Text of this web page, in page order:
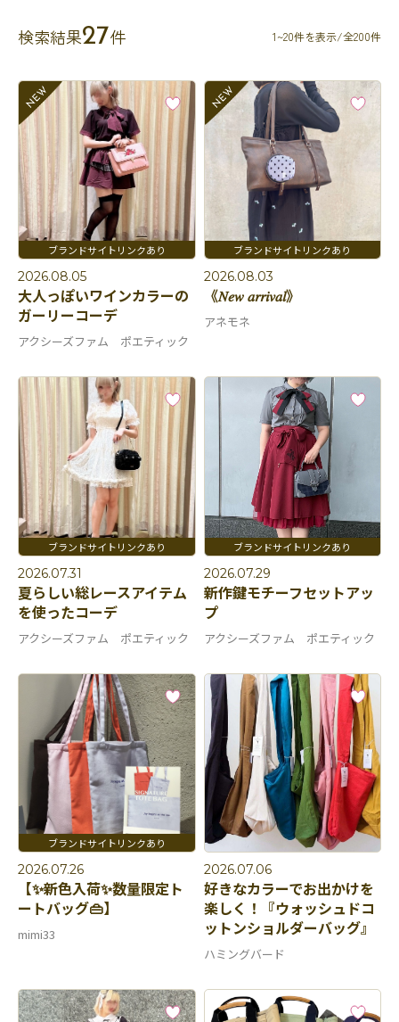
検索結果27件 1~20件を表示/全200件
2026.08.05
大人っぽいワインカラーの
ガーリーコーデ
アクシーズファム ポエティック
2026.08.03
《𝑁𝑒𝑤 𝑎𝑟𝑟𝑖𝑣𝑎𝑙》
アネモネ
2026.07.31
夏らしい総レースアイテム
を使ったコーデ
アクシーズファム ポエティック
2026.07.29
新作鍵モチーフセットアッ
プ
アクシーズファム ポエティック
2026.07.26
【✨新色入荷✨数量限定ト
ートバッグ👜】
mimi33
2026.07.06
好きなカラーでお出かけを
楽しく！『ウォッシュドコ
ットンショルダーバッグ』
ハミングバード